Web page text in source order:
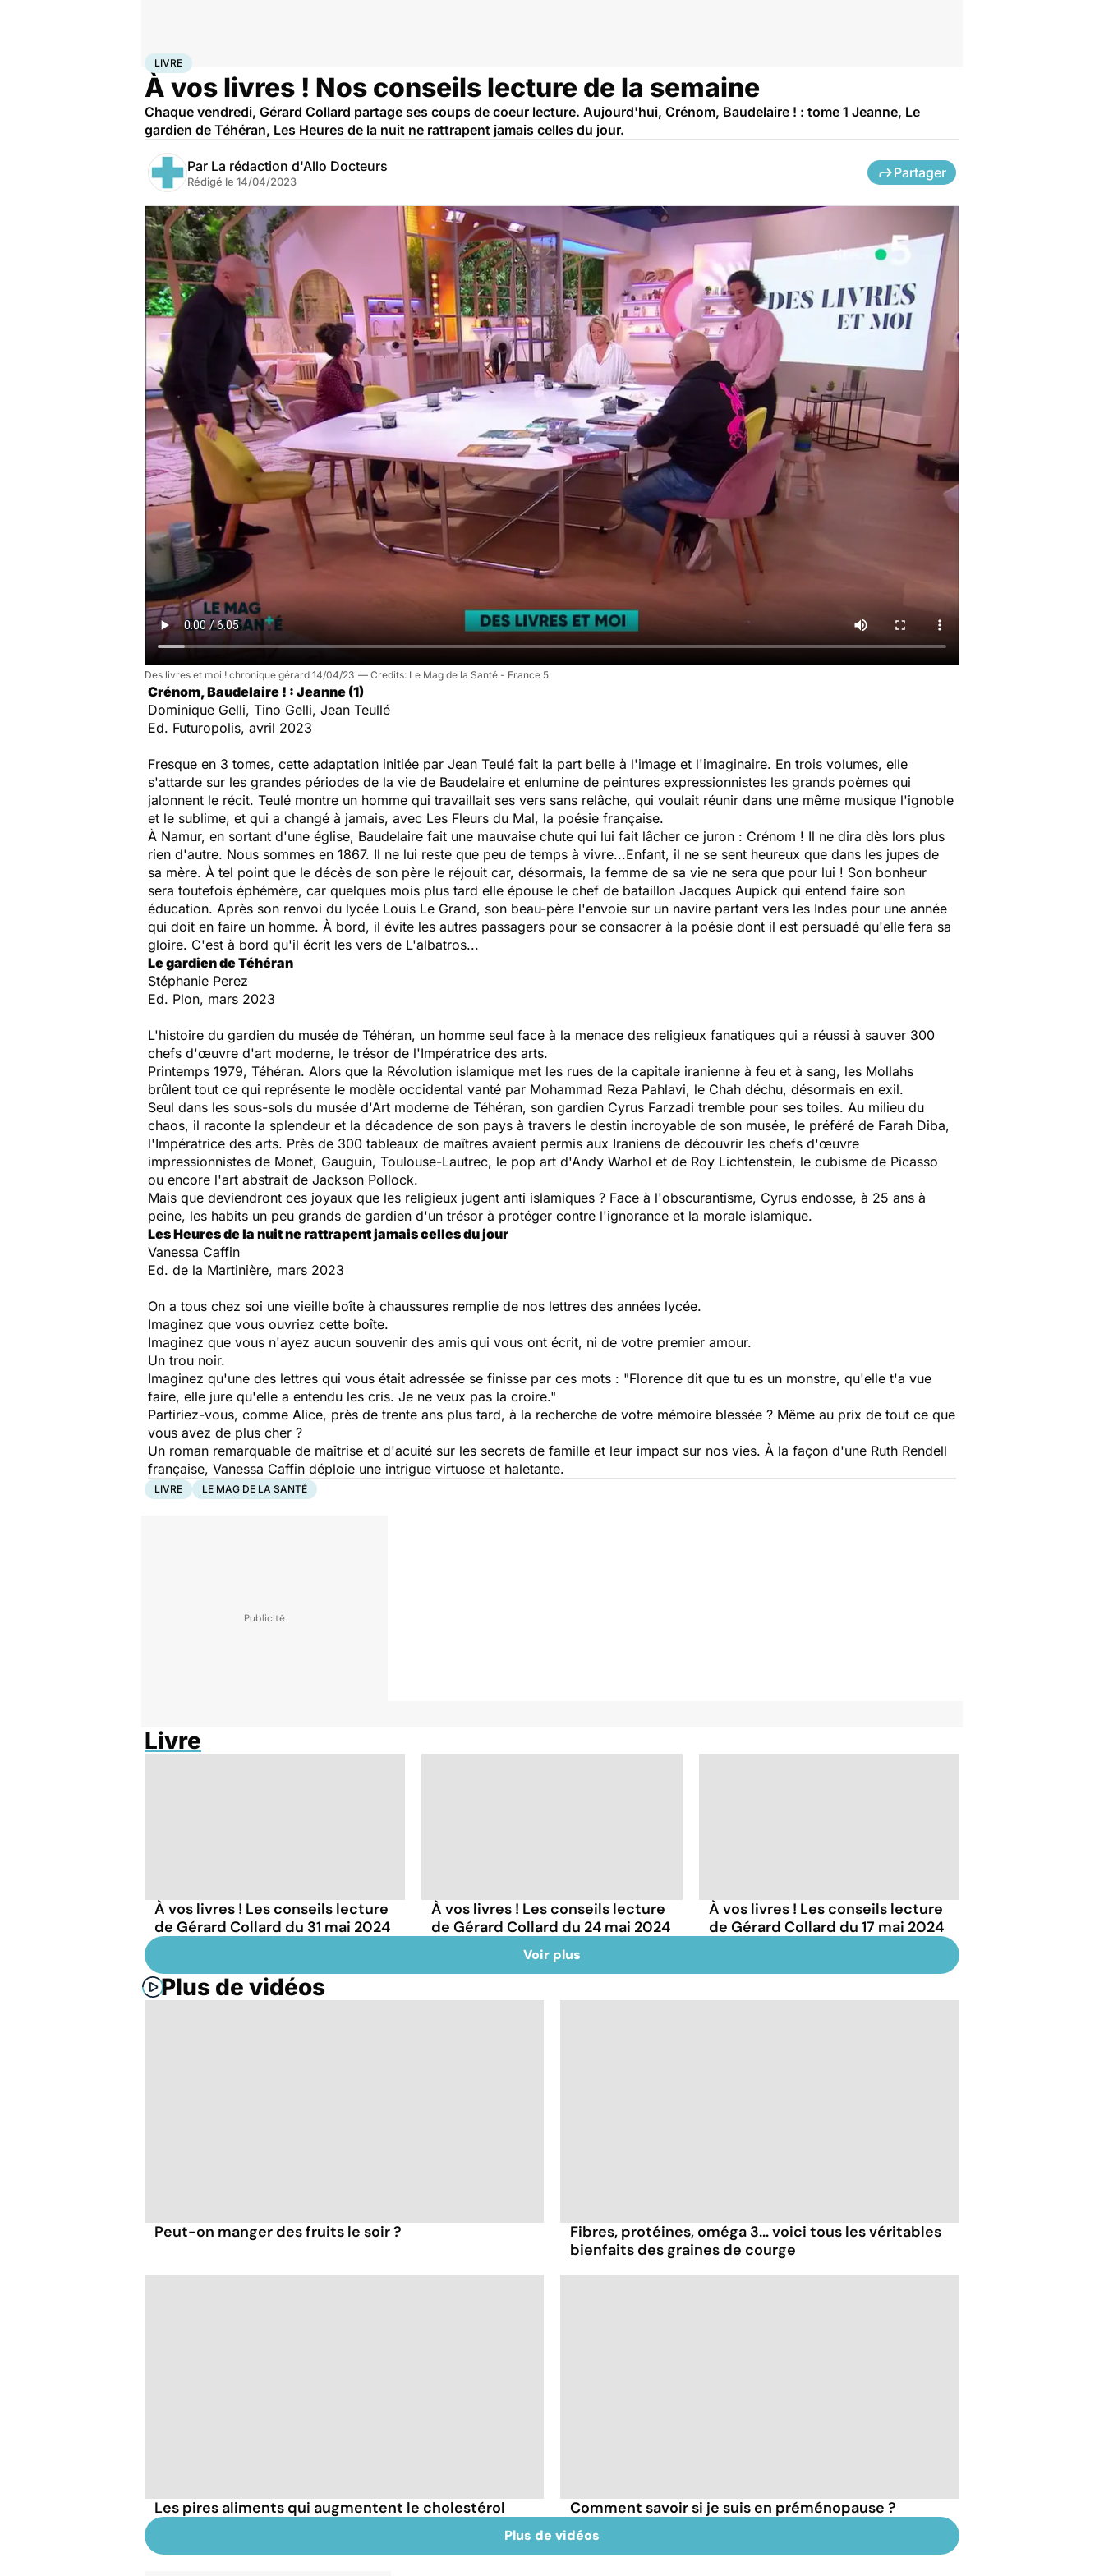
AccueilBien-être
LIVRE
À vos livres ! Nos conseils lecture de la semaine
Chaque vendredi, Gérard Collard partage ses coups de coeur lecture. Aujourd'hui, Crénom, Baudelaire ! : tome 1 Jeanne, Le
gardien de Téhéran, Les Heures de la nuit ne rattrapent jamais celles du jour.
Par La rédaction d'Allo Docteurs
Rédigé le 14/04/2023
Partager
Des livres et moi ! chronique gérard 14/04/23 Le Mag de la Santé - France 5
Crénom, Baudelaire ! : Jeanne (1)
Dominique Gelli, Tino Gelli, Jean Teullé
Ed. Futuropolis, avril 2023
Fresque en 3 tomes, cette adaptation initiée par Jean Teulé fait la part belle à l'image et l'imaginaire. En trois volumes, elle
s'attarde sur les grandes périodes de la vie de Baudelaire et enlumine de peintures expressionnistes les grands poèmes qui
jalonnent le récit. Teulé montre un homme qui travaillait ses vers sans relâche, qui voulait réunir dans une même musique l'ignoble
et le sublime, et qui a changé à jamais, avec Les Fleurs du Mal, la poésie française.
À Namur, en sortant d'une église, Baudelaire fait une mauvaise chute qui lui fait lâcher ce juron : Crénom ! Il ne dira dès lors plus
rien d'autre. Nous sommes en 1867. Il ne lui reste que peu de temps à vivre...Enfant, il ne se sent heureux que dans les jupes de
sa mère. À tel point que le décès de son père le réjouit car, désormais, la femme de sa vie ne sera que pour lui ! Son bonheur
sera toutefois éphémère, car quelques mois plus tard elle épouse le chef de bataillon Jacques Aupick qui entend faire son
éducation. Après son renvoi du lycée Louis Le Grand, son beau-père l'envoie sur un navire partant vers les Indes pour une année
qui doit en faire un homme. À bord, il évite les autres passagers pour se consacrer à la poésie dont il est persuadé qu'elle fera sa
gloire. C'est à bord qu'il écrit les vers de L'albatros...
Le gardien de Téhéran
Stéphanie Perez
Ed. Plon, mars 2023
L'histoire du gardien du musée de Téhéran, un homme seul face à la menace des religieux fanatiques qui a réussi à sauver 300
chefs d'œuvre d'art moderne, le trésor de l'Impératrice des arts.
Printemps 1979, Téhéran. Alors que la Révolution islamique met les rues de la capitale iranienne à feu et à sang, les Mollahs
brûlent tout ce qui représente le modèle occidental vanté par Mohammad Reza Pahlavi, le Chah déchu, désormais en exil.
Seul dans les sous-sols du musée d'Art moderne de Téhéran, son gardien Cyrus Farzadi tremble pour ses toiles. Au milieu du
chaos, il raconte la splendeur et la décadence de son pays à travers le destin incroyable de son musée, le préféré de Farah Diba,
l'Impératrice des arts. Près de 300 tableaux de maîtres avaient permis aux Iraniens de découvrir les chefs d'œuvre
impressionnistes de Monet, Gauguin, Toulouse-Lautrec, le pop art d'Andy Warhol et de Roy Lichtenstein, le cubisme de Picasso
ou encore l'art abstrait de Jackson Pollock.
Mais que deviendront ces joyaux que les religieux jugent anti islamiques ? Face à l'obscurantisme, Cyrus endosse, à 25 ans à
peine, les habits un peu grands de gardien d'un trésor à protéger contre l'ignorance et la morale islamique.
Les Heures de la nuit ne rattrapent jamais celles du jour
Vanessa Caffin
Ed. de la Martinière, mars 2023
On a tous chez soi une vieille boîte à chaussures remplie de nos lettres des années lycée.
Imaginez que vous ouvriez cette boîte.
Imaginez que vous n'ayez aucun souvenir des amis qui vous ont écrit, ni de votre premier amour.
Un trou noir.
Imaginez qu'une des lettres qui vous était adressée se finisse par ces mots : "Florence dit que tu es un monstre, qu'elle t'a vue
faire, elle jure qu'elle a entendu les cris. Je ne veux pas la croire."
Partiriez-vous, comme Alice, près de trente ans plus tard, à la recherche de votre mémoire blessée ? Même au prix de tout ce que
vous avez de plus cher ?
Un roman remarquable de maîtrise et d'acuité sur les secrets de famille et leur impact sur nos vies. À la façon d'une Ruth Rendell
française, Vanessa Caffin déploie une intrigue virtuose et haletante.
LIVRE LE MAG DE LA SANTÉ
Livre
À vos livres ! Les conseils lecture
de Gérard Collard du 31 mai 2024
À vos livres ! Les conseils lecture
de Gérard Collard du 24 mai 2024
À vos livres ! Les conseils lecture
de Gérard Collard du 17 mai 2024
Voir plus
Plus de vidéos
Peut-on manger des fruits le soir ?
Fibres, protéines, oméga 3... voici tous les véritables
bienfaits des graines de courge
Les pires aliments qui augmentent le cholestérol Comment savoir si je suis en préménopause ?
Plus de vidéos